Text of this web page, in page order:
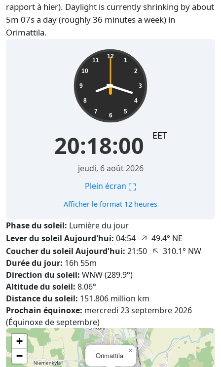
rapport à hier). Daylight is currently shrinking by about
5m 07s a day (roughly 36 minutes a week) in
Orimattila.
12
1
2
3
4
5
6
7
8
9
10
11
20:18:01 EET
jeudi, 6 août 2026
Plein écran ⛶
Afficher le format 12 heures
Phase du soleil: Lumière du jour
Lever du soleil Aujourd'hui: 04:54 ↑49.4° NE
Coucher du soleil Aujourd'hui: 21:50 ↑310.1° NW
Durée du jour: 16h 55m
Direction du soleil: WNW (289.9°)
Altitude du soleil: 8.06°
Distance du soleil: 151.806 million km
Prochain équinoxe: mercredi 23 septembre 2026
(Équinoxe de septembre)
Orimattila
×
+
−